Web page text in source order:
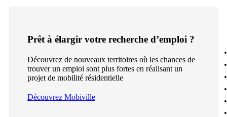
Prêt à élargir votre recherche d’emploi ?
Découvrez de nouveaux territoires où les chances de
trouver un emploi sont plus fortes en réalisant un
projet de mobilité résidentielle
Découvrez Mobiville